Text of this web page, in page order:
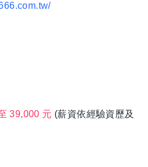
39,000 元 (薪資依經驗資歷及